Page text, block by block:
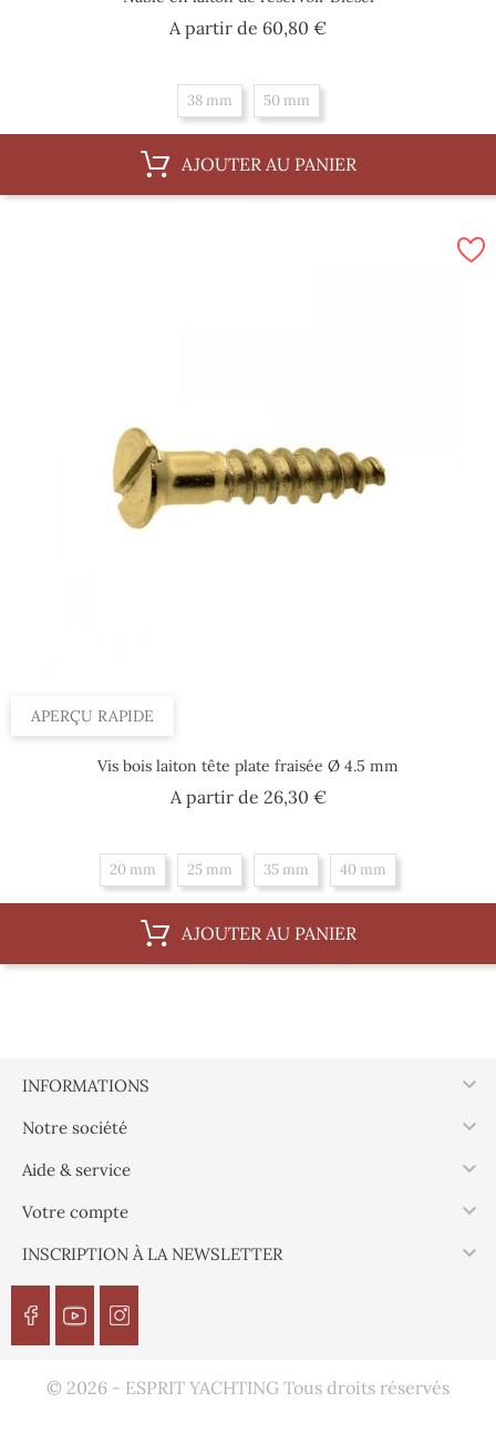
A partir de 60,80 €Prix
38 mm 50 mm
AJOUTER AU PANIER
APERÇU RAPIDE
Vis bois laiton tête plate fraisée Ø 4.5 mm
A partir de 26,30 €Prix
20 mm 25 mm 35 mm 40 mm
AJOUTER AU PANIER
INFORMATIONS 
Notre société 
Aide & service 
Votre compte 
INSCRIPTION À LA NEWSLETTER 
© 2026 - ESPRIT YACHTING Tous droits réservés